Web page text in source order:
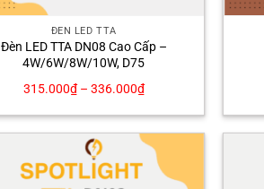
ĐÈN LED TTA
Đèn LED TTA DN08 Cao Cấp –
4W/6W/8W/10W, D75
315.000₫– 336.000₫